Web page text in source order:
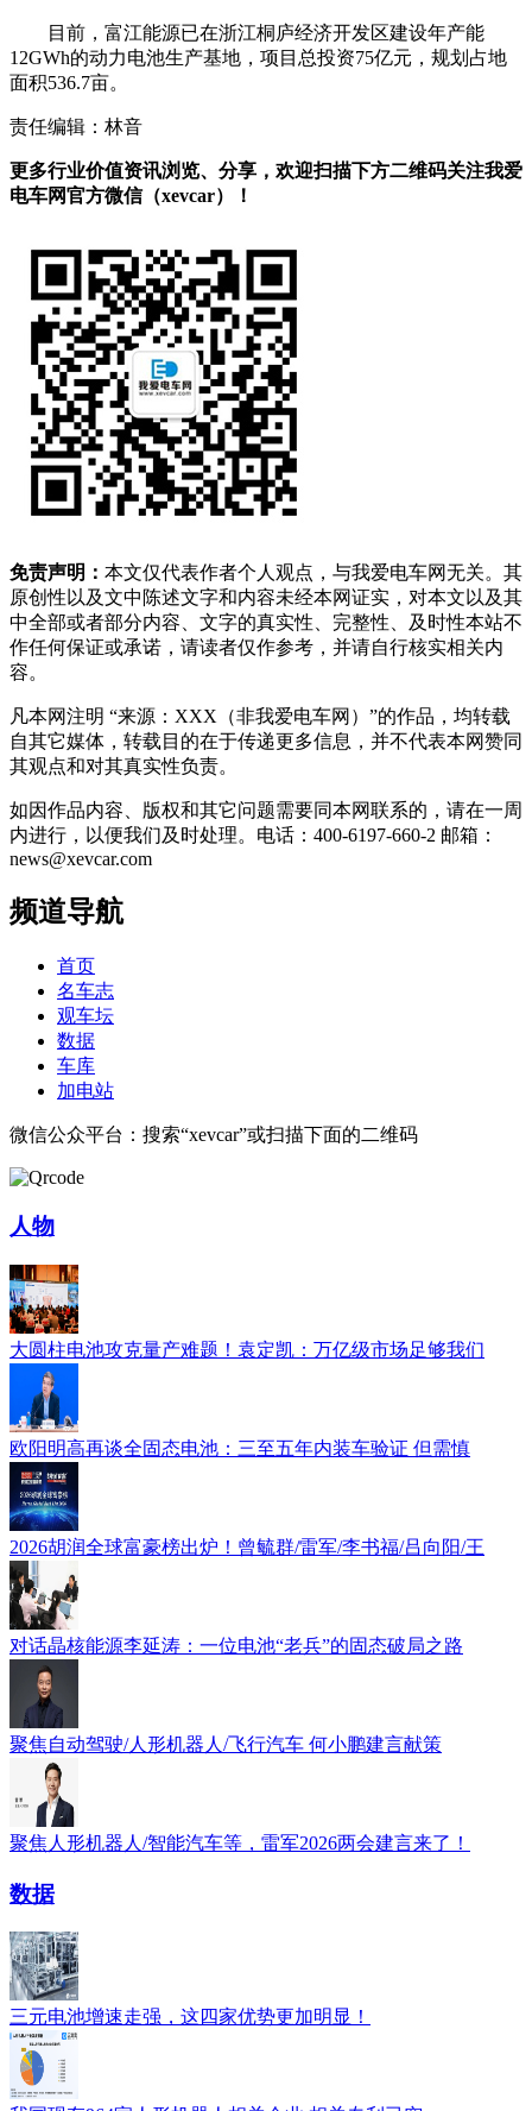
目前，富江能源已在浙江桐庐经济开发区建设年产能
12GWh的动力电池生产基地，项目总投资75亿元，规划占地
面积536.7亩。
责任编辑：林音
更多行业价值资讯浏览、分享，欢迎扫描下方二维码关注我爱
电车网官方微信（xevcar）！
免责声明： 本文仅代表作者个人观点，与我爱电车网无关。其
原创性以及文中陈述文字和内容未经本网证实，对本文以及其
中全部或者部分内容、文字的真实性、完整性、及时性本站不
作任何保证或承诺，请读者仅作参考，并请自行核实相关内
容。
凡本网注明 “来源：XXX（非我爱电车网）”的作品，均转载
自其它媒体，转载目的在于传递更多信息，并不代表本网赞同
其观点和对其真实性负责。
如因作品内容、版权和其它问题需要同本网联系的，请在一周
内进行，以便我们及时处理。电话：400-6197-660-2 邮箱：
news@xevcar.com
频道导航
首页
名车志
观车坛
数据
车库
加电站
微信公众平台：搜索“xevcar”或扫描下面的二维码
人物
大圆柱电池攻克量产难题！袁定凯：万亿级市场足够我们
欧阳明高再谈全固态电池：三至五年内装车验证 但需慎
2026胡润全球富豪榜出炉！曾毓群/雷军/李书福/吕向阳/王
对话晶核能源李延涛：一位电池“老兵”的固态破局之路
聚焦自动驾驶/人形机器人/飞行汽车 何小鹏建言献策
聚焦人形机器人/智能汽车等，雷军2026两会建言来了！
数据
三元电池增速走强，这四家优势更加明显！